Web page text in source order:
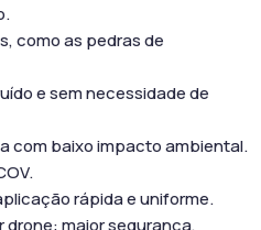
como as pedras de
e sem necessidade de
com baixo impacto ambiental.
rápida e uniforme.
maior segurança,